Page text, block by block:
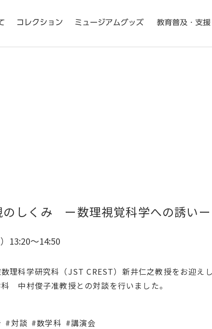
のしくみ ー数理視覚科学への誘いー
13:20～14:50
理科学研究科（JST CREST）新井仁之教授をお迎え
中村俊子准教授との対談を行いました。
対談 数学科 講演会